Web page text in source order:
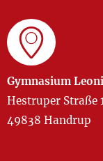
Gymnasium
Hestruper Straße
49838 Handrup